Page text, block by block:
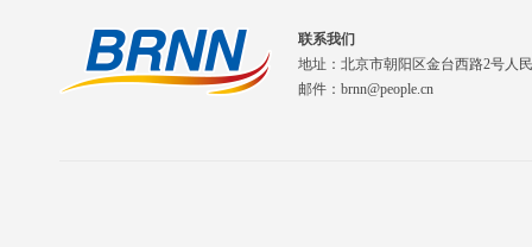
联系我们
地址：北京市朝阳区金台西路2号人
邮件：brnn@people.cn